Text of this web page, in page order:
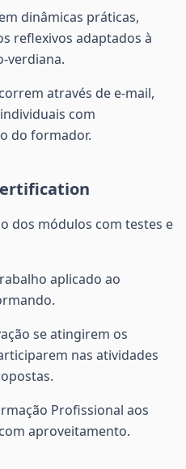
dinâmicas práticas,
reflexivos adaptados à
verdiana.
através de e-mail,
com
do formador.
dos módulos com testes e
aplicado ao
se atingirem os
nas atividades
Profissional aos
aproveitamento.